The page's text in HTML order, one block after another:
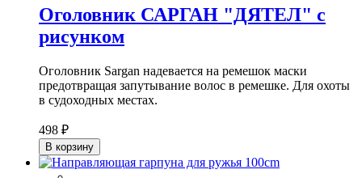
Оголовник САРГАН "ДЯТЕЛ" с
рисунком
Оголовник Sargan надевается на ремешок маски
предотвращая запутывание волос в ремешке. Для охоты
в судоходных местах.
498 ₽
В корзину